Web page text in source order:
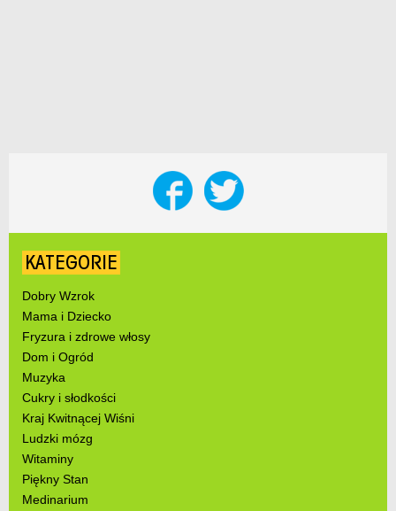
KATEGORIE
Dobry Wzrok
Mama i Dziecko
Fryzura i zdrowe włosy
Dom i Ogród
Muzyka
Cukry i słodkości
Kraj Kwitnącej Wiśni
Ludzki mózg
Witaminy
Piękny Stan
Medinarium